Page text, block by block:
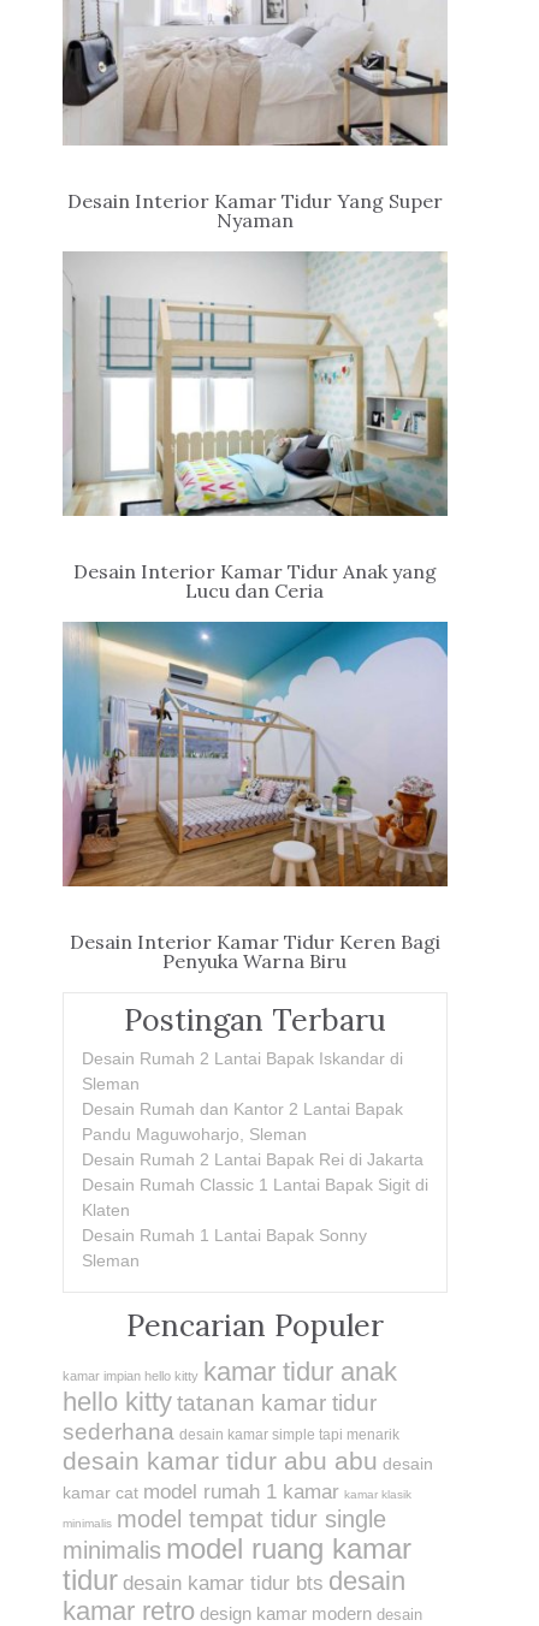
Desain Interior Kamar Tidur Yang Super
Nyaman
Desain Interior Kamar Tidur Anak yang
Lucu dan Ceria
Desain Interior Kamar Tidur Keren Bagi
Penyuka Warna Biru
Postingan Terbaru
Desain Rumah 2 Lantai Bapak Iskandar di
Sleman
Desain Rumah dan Kantor 2 Lantai Bapak
Pandu Maguwoharjo, Sleman
Desain Rumah 2 Lantai Bapak Rei di Jakarta
Desain Rumah Classic 1 Lantai Bapak Sigit di
Klaten
Desain Rumah 1 Lantai Bapak Sonny
Sleman
Pencarian Populer
kamar impian hello kitty kamar tidur anak
hello kitty tatanan kamar tidur
sederhana desain kamar simple tapi menarik
desain kamar tidur abu abu desain
kamar cat model rumah 1 kamar kamar klasik
minimalis model tempat tidur single
minimalis model ruang kamar
tidur desain kamar tidur bts desain
kamar retro design kamar modern desain